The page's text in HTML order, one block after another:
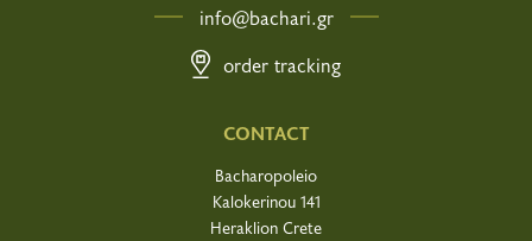
CONTACT
Bacharopoleio
Kalokerinou 141
Heraklion Crete
info@bachari.gr
order tracking